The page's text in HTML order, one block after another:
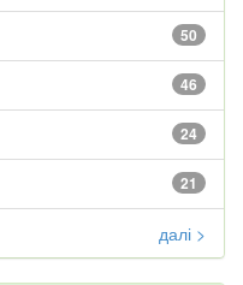
50
46
24
21
далі >